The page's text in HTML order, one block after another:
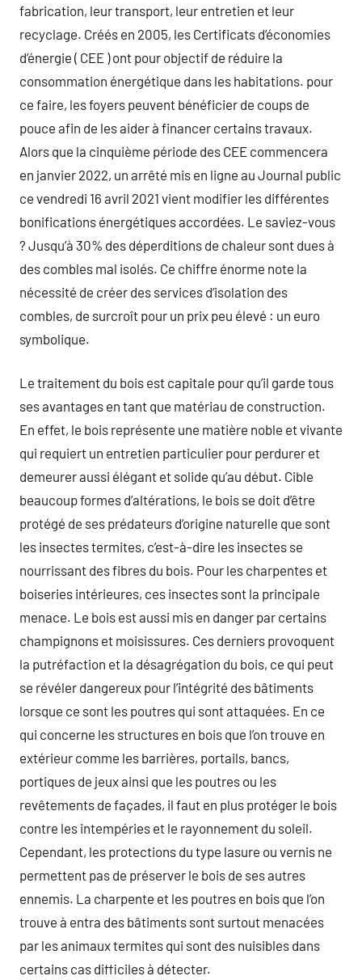
fabrication, leur transport, leur entretien et leur
recyclage. Créés en 2005, les Certificats d’économies
d’énergie ( CEE ) ont pour objectif de réduire la
consommation énergétique dans les habitations. pour
ce faire, les foyers peuvent bénéficier de coups de
pouce afin de les aider à financer certains travaux.
Alors que la cinquième période des CEE commencera
en janvier 2022, un arrêté mis en ligne au Journal public
ce vendredi 16 avril 2021 vient modifier les différentes
bonifications énergétiques accordées. Le saviez-vous
? Jusqu’à 30% des déperditions de chaleur sont dues à
des combles mal isolés. Ce chiffre énorme note la
nécessité de créer des services d’isolation des
combles, de surcroît pour un prix peu élevé : un euro
symbolique.
Le traitement du bois est capitale pour qu’il garde tous
ses avantages en tant que matériau de construction.
En effet, le bois représente une matière noble et vivante
qui requiert un entretien particulier pour perdurer et
demeurer aussi élégant et solide qu’au début. Cible
beaucoup formes d’altérations, le bois se doit d’être
protégé de ses prédateurs d’origine naturelle que sont
les insectes termites, c’est-à-dire les insectes se
nourrissant des fibres du bois. Pour les charpentes et
boiseries intérieures, ces insectes sont la principale
menace. Le bois est aussi mis en danger par certains
champignons et moisissures. Ces derniers provoquent
la putréfaction et la désagrégation du bois, ce qui peut
se révéler dangereux pour l’intégrité des bâtiments
lorsque ce sont les poutres qui sont attaquées. En ce
qui concerne les structures en bois que l’on trouve en
extérieur comme les barrières, portails, bancs,
portiques de jeux ainsi que les poutres ou les
revêtements de façades, il faut en plus protéger le bois
contre les intempéries et le rayonnement du soleil.
Cependant, les protections du type lasure ou vernis ne
permettent pas de préserver le bois de ses autres
ennemis. La charpente et les poutres en bois que l’on
trouve à entra des bâtiments sont surtout menacées
par les animaux termites qui sont des nuisibles dans
certains cas difficiles à détecter.